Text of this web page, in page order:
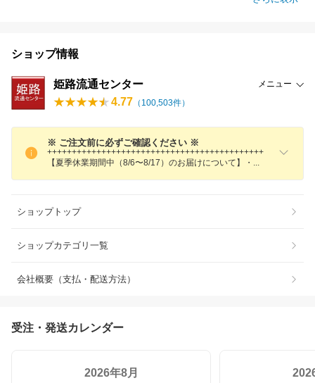
ショップ情報
姫路流通センター メニュー
4.77 （ 100,503件）
※ ご注文前に必ずご確認ください ※
++++++++++++++++++++++++++++++++++++++++++++
【夏季休業期間中（8/6〜8/17）のお届けについて】
・
ショップトップ
ショップカテゴリ一覧
会社概要（支払・配送方法）
受注・発送カレンダー
2026年8月